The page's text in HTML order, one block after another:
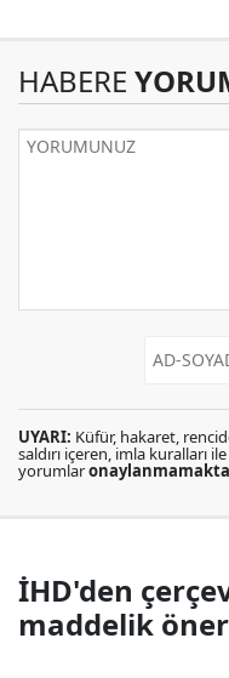
HABERE
UYARI: Küfür, hakaret,
saldırı içeren, imla kuralları
yorumlar
İHD'den
maddelik